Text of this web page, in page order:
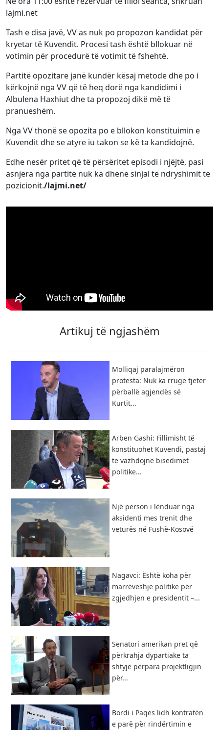
lajmi.net
Tash e disa javë, VV as nuk po propozon kandidat për
kryetar të Kuvendit. Procesi tash është bllokuar në
votimin për procedurë të votimit të fshehtë.
Partitë opozitare janë kundër kësaj metode dhe po i
kërkojnë nga VV që të heq dorë nga kandidimi i
Albulena Haxhiut dhe ta propozoj dikë më të
pranueshëm.
Nga VV thonë se opozita po e bllokon konstituimin e
Kuvendit dhe se atyre iu takon se kë ta kandidojnë.
Edhe nesër pritet që të përsëritet episodi i njëjtë, pasi
asnjëra nga partitë nuk ka dhënë sinjal të ndryshimit të
pozicionit./lajmi.net/
Artikuj të ngjashëm
Molliqaj paralajmëron
protesta: Nuk ka rrugë tjetër
përballë agjendës së
Kurtit...
Arben Gashi: Fillimisht të
konstituohet Kuvendi, pastaj
të vazhdojnë bisedimet
politike...
Një person i lënduar nga
aksidenti mes trenit dhe
veturës në Fushë-Kosovë
Nagavci: Është koha për
marrëveshje politike për
zgjedhjen e presidentit –...
Senatori amerikan pret që
përkrahja dypartiake ta
shtyjë përpara projektligjin
për...
Bordi i Paqes lidh kontratën
e parë për rindërtimin e